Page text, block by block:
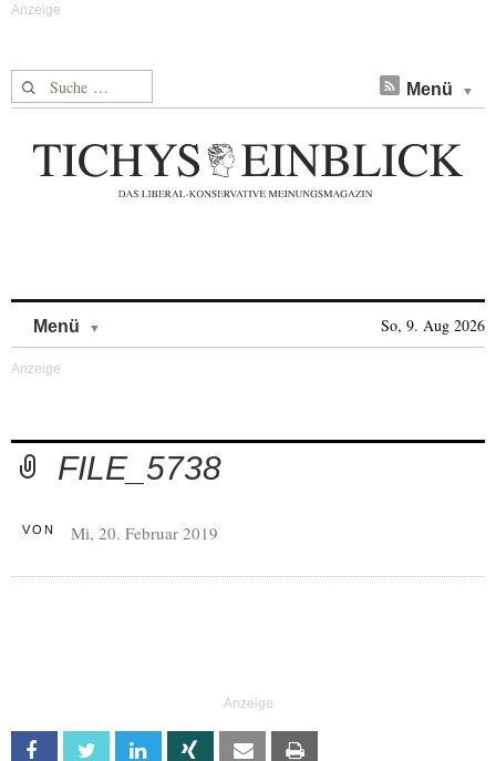
Suche nach: Menü
Menü So, 9. Aug 2026
FILE_5738
VON Mi, 20. Februar 2019
Facebook Twitter Linkedin Xing Email